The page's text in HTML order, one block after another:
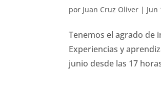
por Juan Cruz Oliver | Jun
Tenemos el agrado de
Experiencias y
junio desde las 17